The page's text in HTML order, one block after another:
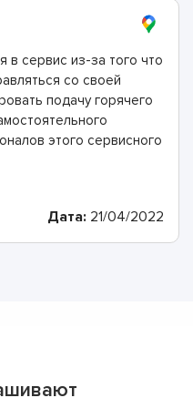
в сервис из-за того что
со своей
подачу горячего
этого сервисного
диагностику, всё
Дата: 21/04/2022